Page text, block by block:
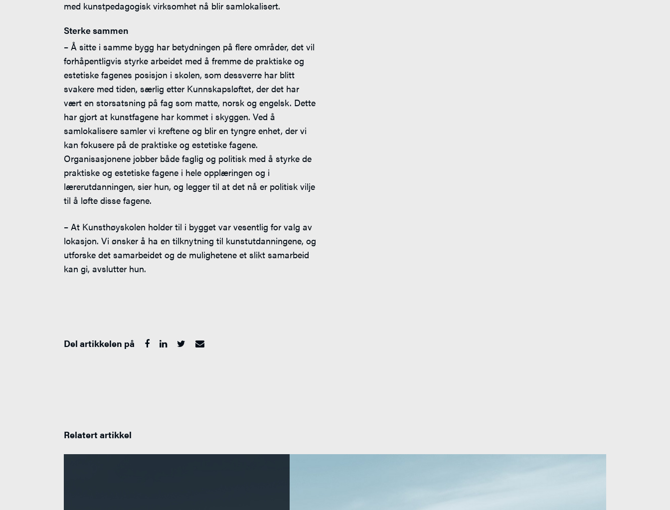
med kunstpedagogisk virksomhet nå blir samlokalisert.
Sterke sammen
– Å sitte i samme bygg har betydningen på flere områder, det vil
forhåpentligvis styrke arbeidet med å fremme de praktiske og
estetiske fagenes posisjon i skolen, som dessverre har blitt
svakere med tiden, særlig etter Kunnskapsløftet, der det har
vært en storsatsning på fag som matte, norsk og engelsk. Dette
har gjort at kunstfagene har kommet i skyggen. Ved å
samlokalisere samler vi kreftene og blir en tyngre enhet, der vi
kan fokusere på de praktiske og estetiske fagene.
Organisasjonene jobber både faglig og politisk med å styrke de
praktiske og estetiske fagene i hele opplæringen og i
lærerutdanningen, sier hun, og legger til at det nå er politisk vilje
til å løfte disse fagene.
– At Kunsthøyskolen holder til i bygget var vesentlig for valg av
lokasjon. Vi ønsker å ha en tilknytning til kunstutdanningene, og
utforske det samarbeidet og de mulighetene et slikt samarbeid
kan gi, avslutter hun.
Del artikkelen på
Relatert artikkel